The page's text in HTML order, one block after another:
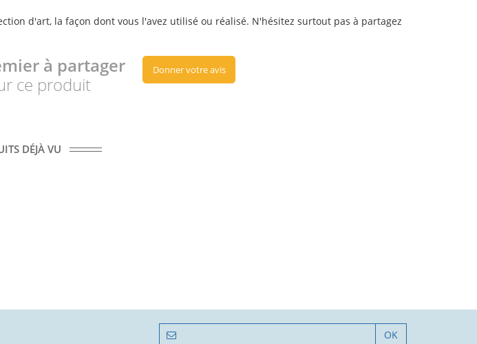
d'art, la façon dont vous l'avez utilisé ou réalisé. N'hésitez surtout pas à partagez
à partager
ce produit
Donner votre avis
DÉJÀ VU
OK